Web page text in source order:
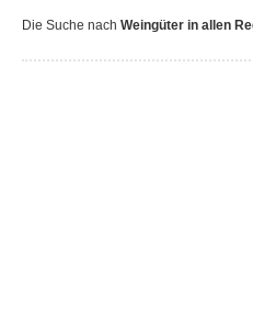
Die Suche nach Weingüter in allen